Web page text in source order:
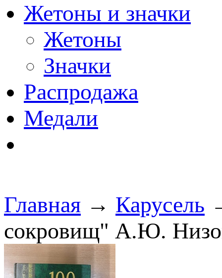
Жетоны и значки
Жетоны
Значки
Распродажа
Медали
Главная → Карусель
сокровищ" А.Ю.